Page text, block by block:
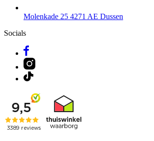
Molenkade 25 4271 AE Dussen
Socials